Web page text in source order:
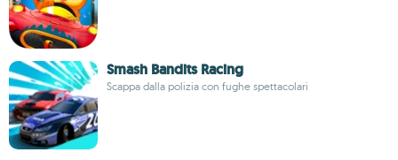
Smash Bandits Racing
Scappa dalla polizia con fughe spettacolari